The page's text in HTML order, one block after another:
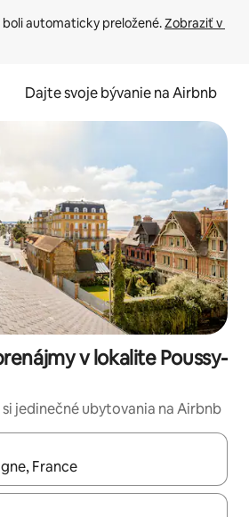
automaticky preložené. Zobraziť v
Dajte svoje bývanie na Airbnb
v lokalite Poussy-
jedinečné ubytovania na Airbnb
dispozícii, môžete si ich prechádzať